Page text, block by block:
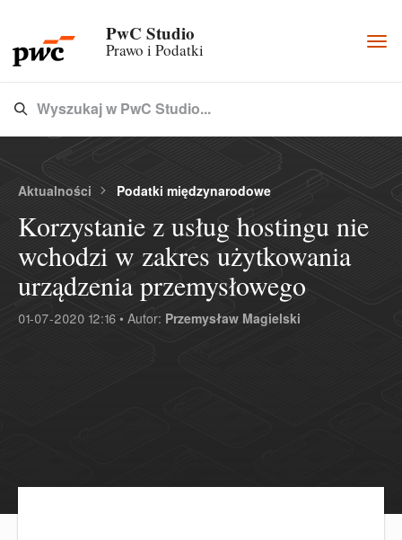
PwC Studio
Prawo i Podatki
Type 3 or more characters for results.
Wyszukaj w PwC Studio...
Aktualności Podatki międzynarodowe
Korzystanie z usług hostingu nie
wchodzi w zakres użytkowania
urządzenia przemysłowego
01-07-2020 12:16 • Autor: Przemysław Magielski